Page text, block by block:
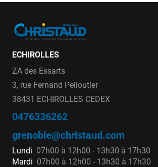
ECHIROLLES
ZA des Essarts
3, rue Fernand Pelloutier
38431 ECHIROLLES CEDEX
0476336262
grenoble@christaud.com
Lundi 07h00 à 12h00 - 13h30 à 17h30
Mardi 07h00 à 12h00 - 13h30 à 17h30